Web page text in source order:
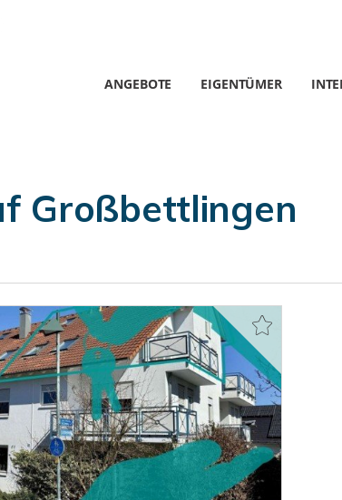
ANGEBOTE EIGENTÜMER
Großbettlingen